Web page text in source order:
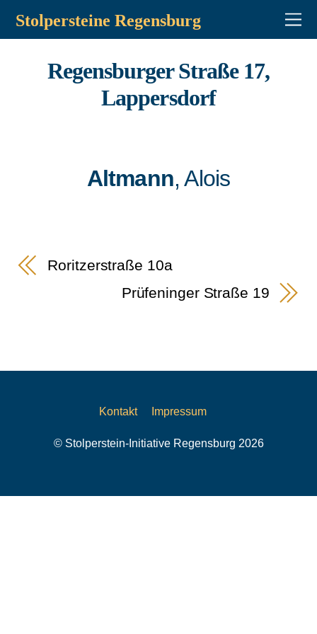
Stolpersteine Regensburg
Regensburger Straße 17,
Lappersdorf
Altmann, Alois
Roritzerstraße 10a
Prüfeninger Straße 19
Kontakt Impressum
© Stolperstein-Initiative Regensburg 2026